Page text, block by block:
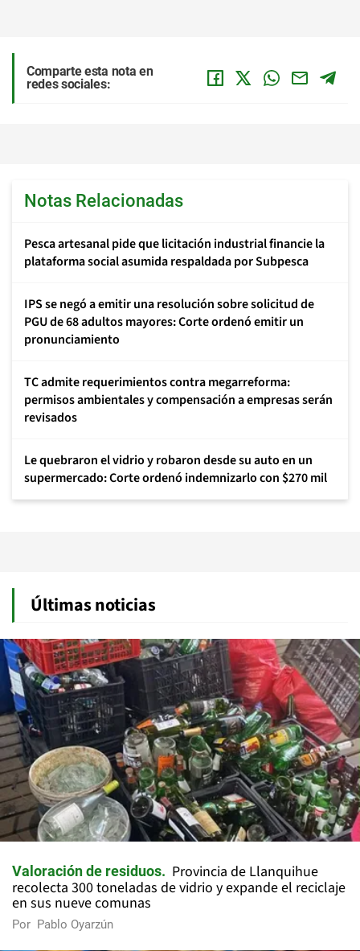
Comparte esta nota en
redes sociales:
Notas Relacionadas
Pesca artesanal pide que licitación industrial financie la
plataforma social asumida respaldada por Subpesca
IPS se negó a emitir una resolución sobre solicitud de
PGU de 68 adultos mayores: Corte ordenó emitir un
pronunciamiento
TC admite requerimientos contra megarreforma:
permisos ambientales y compensación a empresas serán
revisados
Le quebraron el vidrio y robaron desde su auto en un
supermercado: Corte ordenó indemnizarlo con $270 mil
Últimas noticias
Valoración de residuos
Provincia de Llanquihue
recolecta 300 toneladas de vidrio y expande el reciclaje
en sus nueve comunas
Por Pablo Oyarzún